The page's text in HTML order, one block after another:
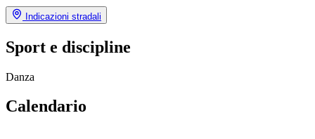
Indicazioni stradali
Sport e discipline
Danza
Calendario